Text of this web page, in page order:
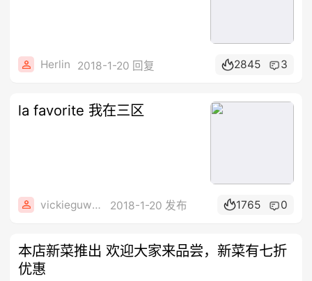
Herlin 2018-1-20 回复 2845 3
la favorite 我在三区
vickieguwen 2018-1-20 发布 1765 0
本店新菜推出 欢迎大家来品尝，新菜有七折
优惠